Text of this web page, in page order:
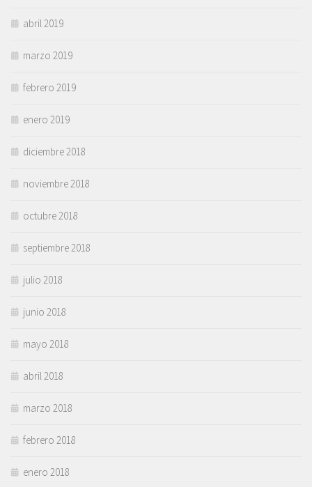
abril 2019
marzo 2019
febrero 2019
enero 2019
diciembre 2018
noviembre 2018
octubre 2018
septiembre 2018
julio 2018
junio 2018
mayo 2018
abril 2018
marzo 2018
febrero 2018
enero 2018